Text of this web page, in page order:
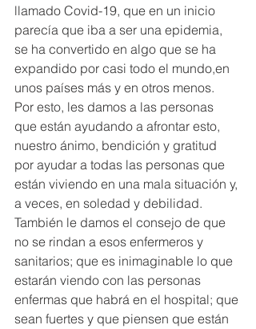
llamado Covid-19, que en un inicio
parecía que iba a ser una epidemia,
se ha convertido en algo que se ha
expandido por casi todo el mundo,en
unos países más y en otros menos.
Por esto, les damos a las personas
que están ayudando a afrontar esto,
nuestro ánimo, bendición y gratitud
por ayudar a todas las personas que
están viviendo en una mala situación y,
a veces, en soledad y debilidad.
También le damos el consejo de que
no se rindan a esos enfermeros y
sanitarios; que es inimaginable lo que
estarán viendo con las personas
enfermas que habrá en el hospital; que
sean fuertes y que piensen que están